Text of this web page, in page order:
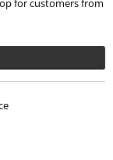
for customers from
symboly a motivy
zvláštní pocit z
oblečení.
doplňků,
je navržen s
svůj domov v